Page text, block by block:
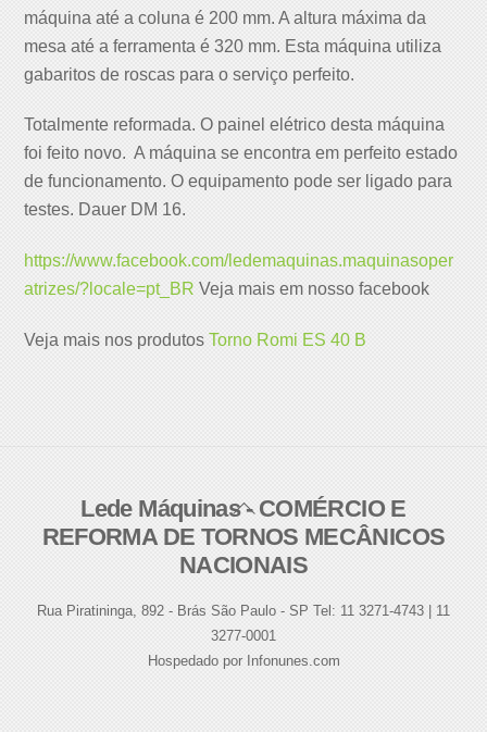
máquina até a coluna é 200 mm. A altura máxima da
mesa até a ferramenta é 320 mm. Esta máquina utiliza
gabaritos de roscas para o serviço perfeito.
Totalmente reformada. O painel elétrico desta máquina
foi feito novo. A máquina se encontra em perfeito estado
de funcionamento. O equipamento pode ser ligado para
testes. Dauer DM 16.
https://www.facebook.com/ledemaquinas.maquinasoper
atrizes/?locale=pt_BR Veja mais em nosso facebook
Veja mais nos produtosTorno Romi ES 40 B
Back
To
Top
Lede Máquinas - COMÉRCIO E
REFORMA DE TORNOS MECÂNICOS
NACIONAIS
Rua Piratininga, 892 - Brás São Paulo - SP Tel: 11 3271-4743 | 11
3277-0001
Hospedado por Infonunes.com